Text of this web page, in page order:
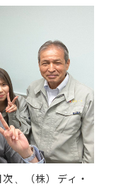
、（株）ディ・